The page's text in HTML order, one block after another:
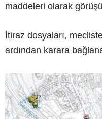
maddeleri olarak
İtiraz dosyaları,
ardından karara